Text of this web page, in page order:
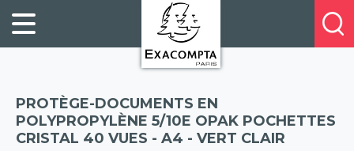
FILING
ORGANISATION
PRESENTATION
BUSINESS
À
PROPOS
NOS
E-
CATALOGUES
Profitez
de
réduction
sur
PROTÈGE-DOCUMENTS EN
POLYPROPYLÈNE 5/10E OPAK POCHETTES
CRISTAL 40 VUES - A4 - VERT CLAIR
(57)
Panneau de gestion des cookies